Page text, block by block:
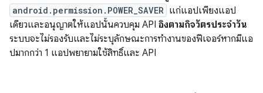
android.permission.POWER_SAVER แก่แอปเพียงแอป
เดียวและอนุญาตให้แอปนั้นควบคุม API อิงตามกิจวัตรประจำวัน
ระบบจะไม่รองรับและไม่ระบุลักษณะการทำงานของฟีเจอร์หากมีแอ
ปมากกว่า 1 แอปพยายามใช้สิทธิ์และ API